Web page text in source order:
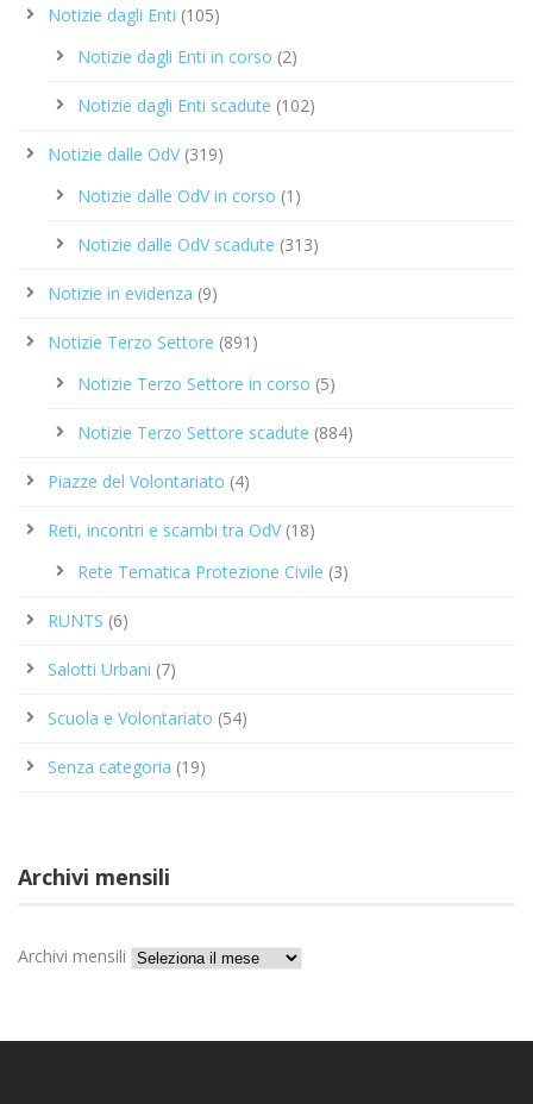
Notizie dagli Enti (105)
Notizie dagli Enti in corso (2)
Notizie dagli Enti scadute (102)
Notizie dalle OdV(319)
Notizie dalle OdV in corso (1)
Notizie dalle OdV scadute (313)
Notizie in evidenza (9)
Notizie Terzo Settore (891)
Notizie Terzo Settore in corso (5)
Notizie Terzo Settore scadute (884)
Piazze del Volontariato (4)
Reti, incontri e scambi tra OdV(18)
Rete Tematica Protezione Civile (3)
RUNTS (6)
Salotti Urbani (7)
Scuola e Volontariato (54)
Senza categoria (19)
Archivi mensili
Archivi mensili